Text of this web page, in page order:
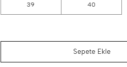
39 40
Sepete Ekle